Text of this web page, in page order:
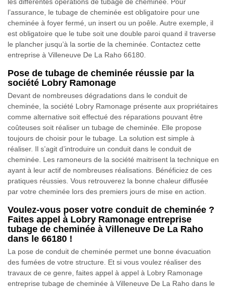
les différentes opérations de tubage de cheminée. Pour
l’assurance, le tubage de cheminée est obligatoire pour une
cheminée à foyer fermé, un insert ou un poêle. Autre exemple, il
est obligatoire que le tube soit une double paroi quand il traverse
le plancher jusqu’à la sortie de la cheminée. Contactez cette
entreprise à Villeneuve De La Raho 66180.
Pose de tubage de cheminée réussie par la
société Lobry Ramonage
Devant de nombreuses dégradations dans le conduit de
cheminée, la société Lobry Ramonage présente aux propriétaires
comme alternative soit effectué des réparations pouvant être
coûteuses soit réaliser un tubage de cheminée. Elle propose
toujours de choisir pour le tubage. La solution est simple à
réaliser. Il s’agit d’introduire un conduit dans le conduit de
cheminée. Les ramoneurs de la société maitrisent la technique en
ayant à leur actif de nombreuses réalisations. Bénéficiez de ces
pratiques réussies. Vous retrouverez la bonne chaleur diffusée
par votre cheminée lors des premiers jours de mise en action.
Voulez-vous poser votre conduit de cheminée ?
Faites appel à Lobry Ramonage entreprise
tubage de cheminée à Villeneuve De La Raho
dans le 66180 !
La pose de conduit de cheminée permet une bonne évacuation
des fumées de votre structure. Et si vous voulez réaliser des
travaux de ce genre, faites appel à appel à Lobry Ramonage
entreprise tubage de cheminée à Villeneuve De La Raho dans le